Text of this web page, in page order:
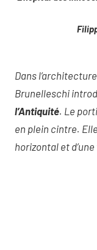
Dans
Brunelleschi
l’Antiquité. Le
en plein cintre.
horizontal et